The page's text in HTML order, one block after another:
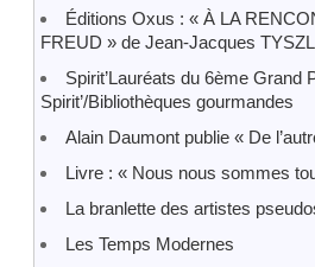
Éditions Oxus : « À LA
FREUD » de Jean-Jacques
Spirit’Lauréats du 6ème Grand
Spirit’/Bibliothèques gourmandes
Alain Daumont publie « De
Livre : « Nous nous sommes
La branlette des artistes
Les Temps Modernes